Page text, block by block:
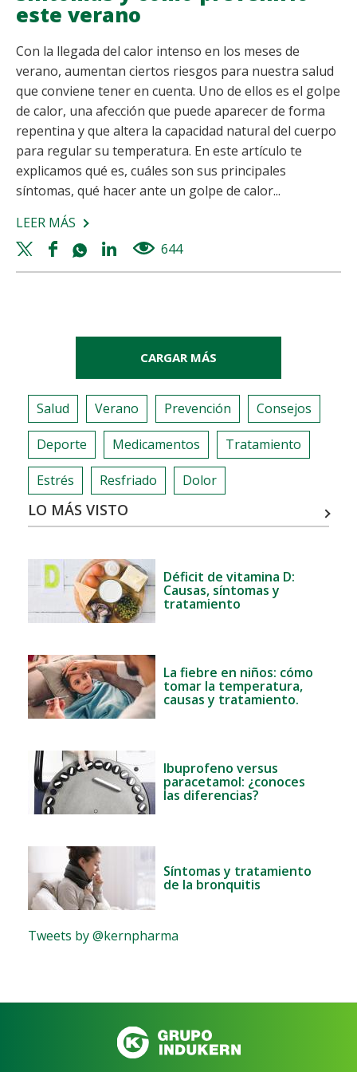
este verano
Con la llegada del calor intenso en los meses de
verano, aumentan ciertos riesgos para nuestra salud
que conviene tener en cuenta. Uno de ellos es el golpe
de calor, una afección que puede aparecer de forma
repentina y que altera la capacidad natural del cuerpo
para regular su temperatura. En este artículo te
explicamos qué es, cuáles son sus principales
síntomas, qué hacer ante un golpe de calor...
LEER MÁS SOBRE
GOLPE
DE
SÍNTOMAS
COMO
PREVENIRLO
ESTE
VERANO
Twitter
share
Facebook
share
Whatsapp
share
Linkedin
share
644views
CARGAR MÁS
Salud Verano Prevención Consejos
Deporte Medicamentos Tratamiento
Estrés Resfriado Dolor
LO MÁS VISTO
Déficit de vitamina D:
Causas, síntomas y
tratamiento
La fiebre en niños: cómo
tomar la temperatura,
causas y tratamiento.
Ibuprofeno versus
paracetamol: ¿conoces
las diferencias?
Síntomas y tratamiento
de la bronquitis
Tweets by @kernpharma